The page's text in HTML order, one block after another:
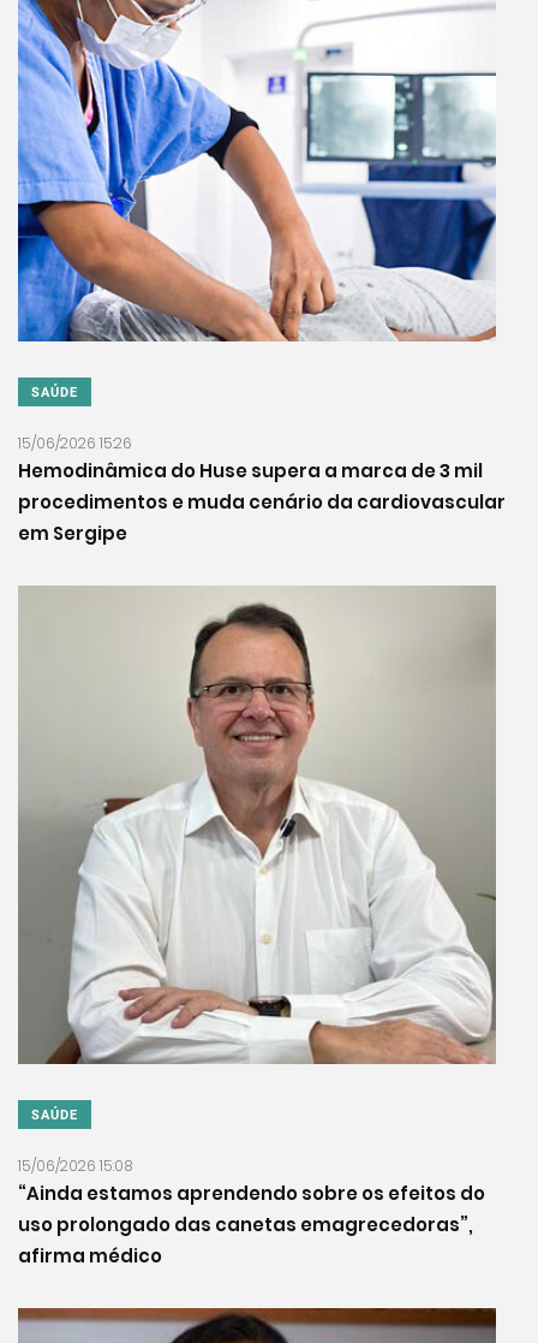
SAÚDE
15/06/2026 15:26
Hemodinâmica do Huse supera a marca de 3 mil
procedimentos e muda cenário da cardiovascular
em Sergipe
SAÚDE
15/06/2026 15:08
“Ainda estamos aprendendo sobre os efeitos do
uso prolongado das canetas emagrecedoras”,
afirma médico